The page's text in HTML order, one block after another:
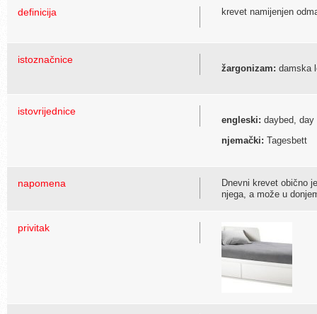
definicija krevet namijenjen
istoznačnice
žargonizam: damska
istovrijednice
engleski: daybed, day
njemački: Tagesbett
napomena
Dnevni krevet obično
njega, a može u
privitak